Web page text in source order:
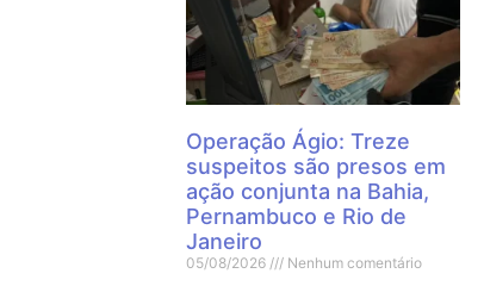
Operação Ágio: Treze
suspeitos são presos em
ação conjunta na Bahia,
Pernambuco e Rio de
Janeiro
05/08/2026 Nenhum comentário